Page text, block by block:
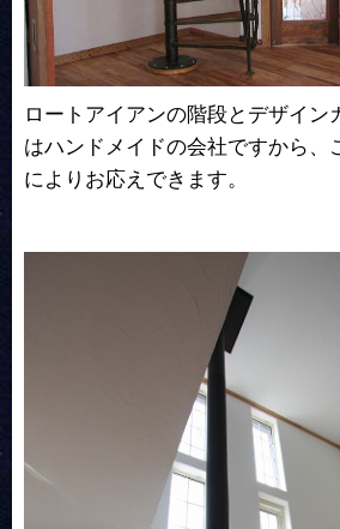
ロートアイアンの階段とデザイン
はハンドメイドの会社ですから、
によりお応えできます。